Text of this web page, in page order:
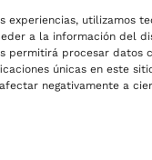
experiencias, utilizamos
a la información del
permitirá procesar datos
únicas en este
negativamente a
Smith 32, Las
Santiago de Chile.